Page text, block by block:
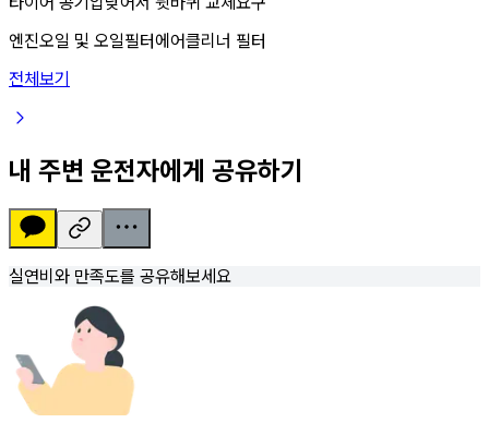
엔진오일 및 오일필터에어클리너 필터
전체보기
내 주변 운전자에게 공유하기
실연비와 만족도를 공유해보세요